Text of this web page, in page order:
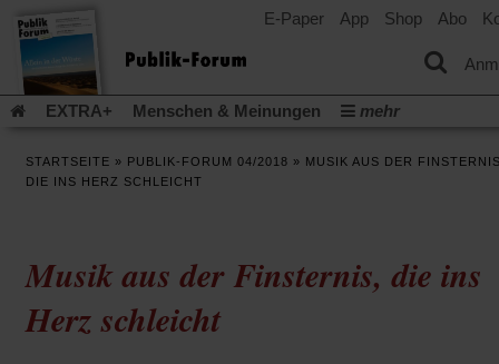
E-Paper App Shop Abo
EXTRA+ Menschen & Meinungen
mehr
Aufstehen & Handeln
Rezensionen
Leserinitiative Publik-Forum e.V.
Die Erderwärmung
in
einem
Gefährlicher Reichtum(Öffnet
Gleichberechtigung
Künstliche Intelligenz
STARTSEITE » PUBLIK-FORUM 04/2018 » MUSIK AUS DER
DIE INS HERZ SCHLEICHT
Musik aus der Finsternis, die ins
Herz schleicht